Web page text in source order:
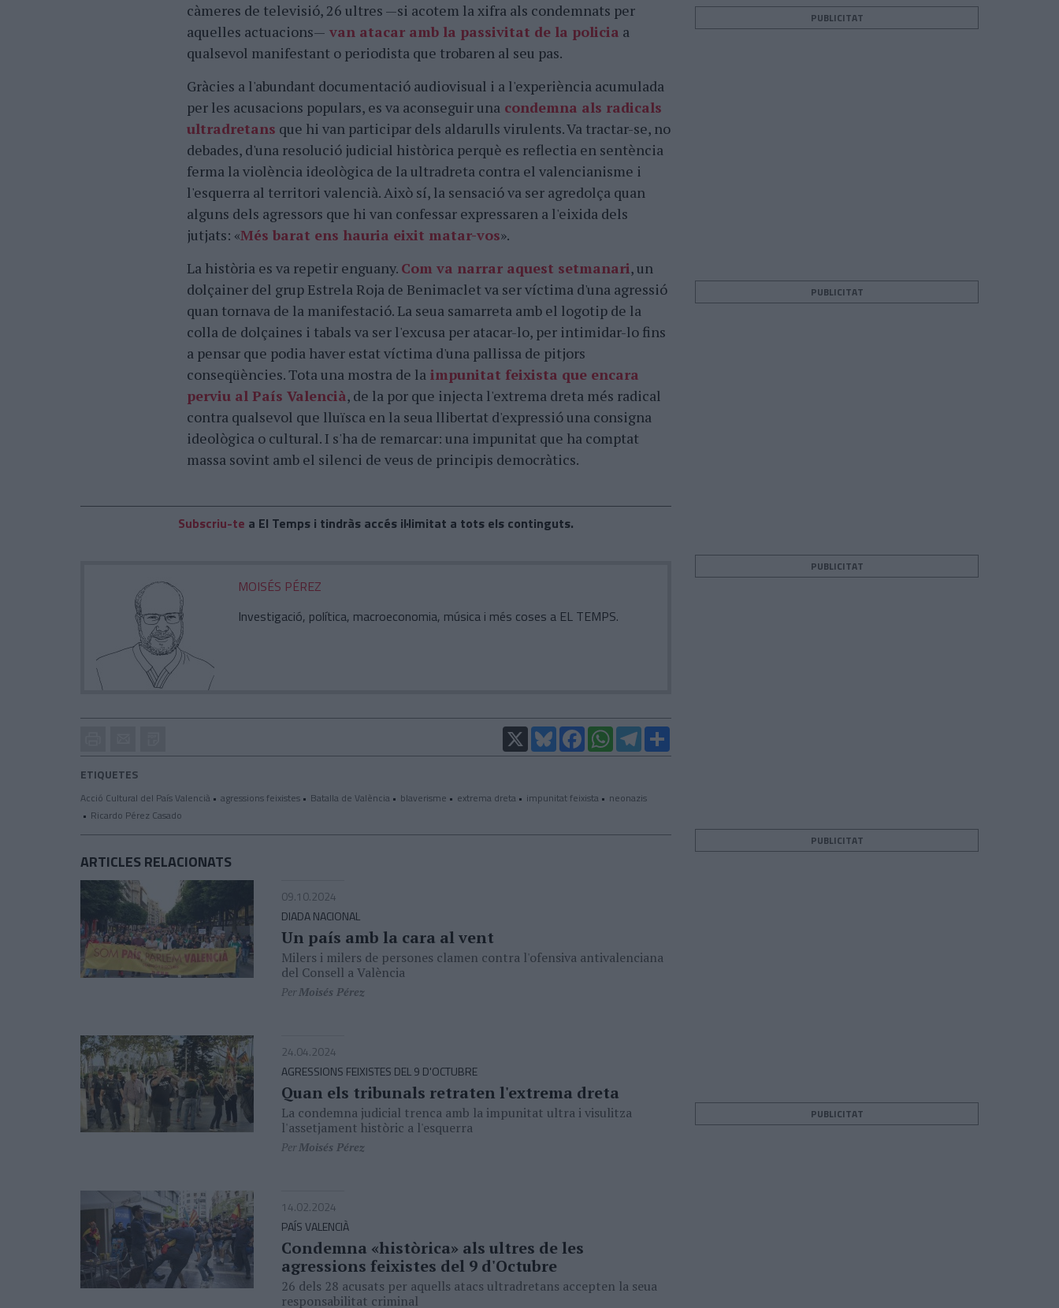
càmeres de televisió, 26 ultres —si acotem la xifra als condemnats per
aquelles actuacions— van atacar amb la passivitat de la policia a
qualsevol manifestant o periodista que trobaren al seu pas.
Gràcies a l'abundant documentació audiovisual i a l'experiència acumulada
per les acusacions populars, es va aconseguir una condemna als radicals
ultradretans que hi van participar dels aldarulls virulents. Va tractar-se, no
debades, d'una resolució judicial històrica perquè es reflectia en sentència
ferma la violència ideològica de la ultradreta contra el valencianisme i
l'esquerra al territori valencià. Això sí, la sensació va ser agredolça quan
alguns dels agressors que hi van confessar expressaren a l'eixida dels
jutjats: «Més barat ens hauria eixit matar-vos».
La història es va repetir enguany. Com va narrar aquest setmanari, un
dolçainer del grup Estrela Roja de Benimaclet va ser víctima d'una agressió
quan tornava de la manifestació. La seua samarreta amb el logotip de la
colla de dolçaines i tabals va ser l'excusa per atacar-lo, per intimidar-lo fins
a pensar que podia haver estat víctima d'una pallissa de pitjors
conseqüències. Tota una mostra de la impunitat feixista que encara
perviu al País Valencià, de la por que injecta l'extrema dreta més radical
contra qualsevol que lluïsca en la seua llibertat d'expressió una consigna
ideològica o cultural. I s'ha de remarcar: una impunitat que ha comptat
massa sovint amb el silenci de veus de principis democràtics.
Subscriu-te a El Temps i tindràs accés il·limitat a tots els continguts.
MOISÉS PÉREZ
Investigació, política, macroeconomia, música i més coses a EL TEMPS.
amic
X BlueskyFacebookWhatsAppTelegram
ETIQUETES
Acció Cultural del País Valencià agressions feixistes Batalla de València blaverisme extrema dreta impunitat feixista
neonazis
Ricardo Pérez Casado
ARTICLES RELACIONATS
09.10.2024
DIADA NACIONAL
Un país amb la cara al vent
Milers i milers de persones clamen contra l'ofensiva antivalenciana
del Consell a València
PerMoisés Pérez
24.04.2024
AGRESSIONS FEIXISTES DEL 9 D'OCTUBRE
Quan els tribunals retraten l'extrema dreta
La condemna judicial trenca amb la impunitat ultra i visulitza
l'assetjament històric a l'esquerra
PerMoisés Pérez
14.02.2024
PAÍS VALENCIÀ
Condemna «històrica» als ultres de les
agressions feixistes del 9 d'Octubre
26 dels 28 acusats per aquells atacs ultradretans accepten la seua
responsabilitat criminal
PUBLICITAT
PUBLICITAT
PUBLICITAT
PUBLICITAT
PUBLICITAT